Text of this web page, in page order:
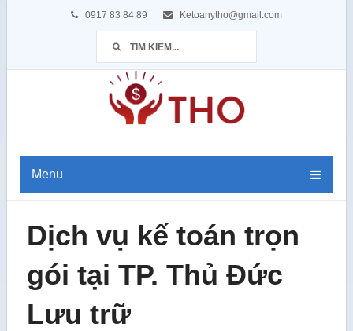
0917 83 84 89 Ketoanytho@gmail.com
Menu
Dịch vụ kế toán trọn
gói tại TP. Thủ Đức
Lưu trữ